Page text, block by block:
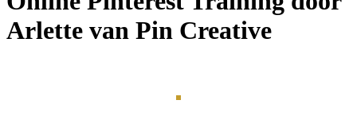
Arlette van Pin Creative